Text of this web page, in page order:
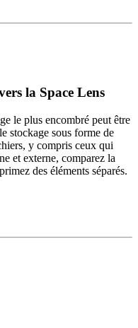
la Space Lens
le plus encombré peut être
stockage sous forme de
y compris ceux qui
et externe, comparez la
des éléments séparés.